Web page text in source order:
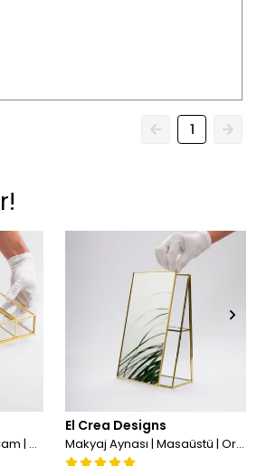
1
Organizer | 6 Bölmeli | Cam | Pirinç & Gold, Bakır, Siyah, Gümüş
El Crea Designs
Makyaj Aynası | Masaüstü | Organizer | Pirinç & Gold